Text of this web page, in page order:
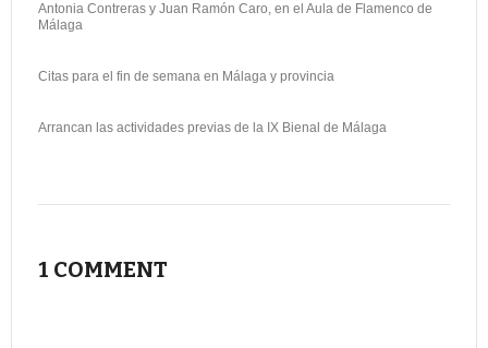
Antonia Contreras y Juan Ramón Caro, en el Aula de Flamenco de
Málaga
Citas para el fin de semana en Málaga y provincia
Arrancan las actividades previas de la IX Bienal de Málaga
1 COMMENT